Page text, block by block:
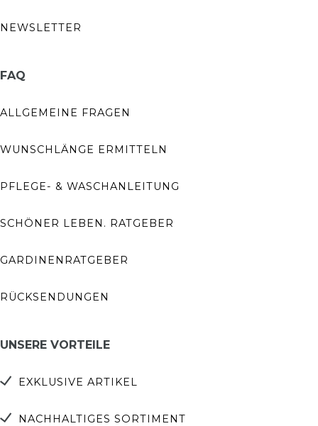
NEWSLETTER
FAQ
ALLGEMEINE FRAGEN
WUNSCHLÄNGE ERMITTELN
PFLEGE- & WASCHANLEITUNG
SCHÖNER LEBEN. RATGEBER
GARDINENRATGEBER
RÜCKSENDUNGEN
UNSERE VORTEILE
EXKLUSIVE ARTIKEL
NACHHALTIGES SORTIMENT